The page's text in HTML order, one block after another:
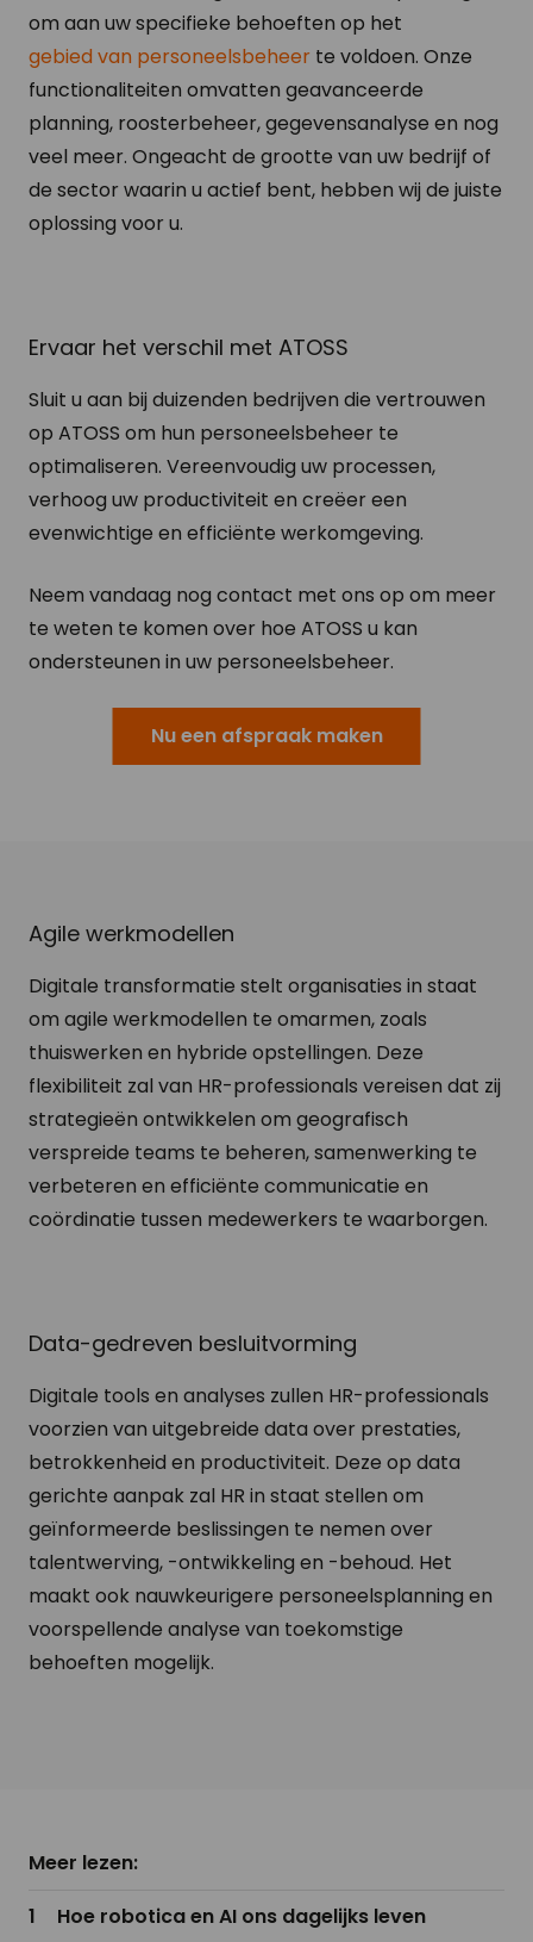
om aan uw specifieke behoeften op het
gebied van personeelsbeheer te voldoen. Onze
functionaliteiten omvatten geavanceerde
planning, roosterbeheer, gegevensanalyse en nog
veel meer. Ongeacht de grootte van uw bedrijf of
de sector waarin u actief bent, hebben wij de juiste
oplossing voor u.
Ervaar het verschil met ATOSS
Sluit u aan bij duizenden bedrijven die vertrouwen
op ATOSS om hun personeelsbeheer te
optimaliseren. Vereenvoudig uw processen,
verhoog uw productiviteit en creëer een
evenwichtige en efficiënte werkomgeving.
Neem vandaag nog contact met ons op om meer
te weten te komen over hoe ATOSS u kan
ondersteunen in uw personeelsbeheer.
Nu een afspraak maken
Agile werkmodellen
Digitale transformatie stelt organisaties in staat
om agile werkmodellen te omarmen, zoals
thuiswerken en hybride opstellingen. Deze
flexibiliteit zal van HR-professionals vereisen dat zij
strategieën ontwikkelen om geografisch
verspreide teams te beheren, samenwerking te
verbeteren en efficiënte communicatie en
coördinatie tussen medewerkers te waarborgen.
Data-gedreven besluitvorming
Digitale tools en analyses zullen HR-professionals
voorzien van uitgebreide data over prestaties,
betrokkenheid en productiviteit. Deze op data
gerichte aanpak zal HR in staat stellen om
geïnformeerde beslissingen te nemen over
talentwerving, -ontwikkeling en -behoud. Het
maakt ook nauwkeurigere personeelsplanning en
voorspellende analyse van toekomstige
behoeften mogelijk.
Meer lezen:
Hoe robotica en AI ons dagelijks leven